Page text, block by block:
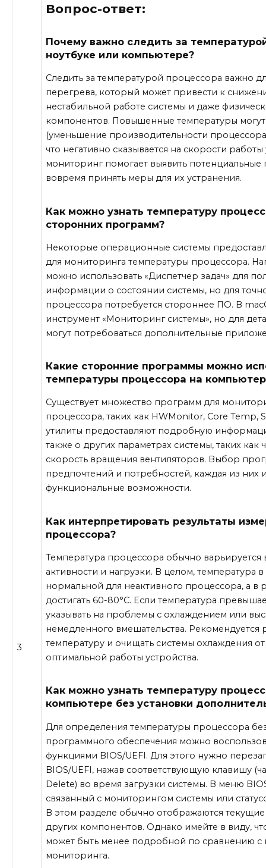
3
Вопрос-ответ:
Почему важно следить за
ноутбуке или компьютере?
Следить за температурой процессора важно
перегрева, который может привести к
нестабильной работе системы и даже
компонентов. Повышенные температуры могут
(уменьшение производительности
что негативно сказывается на скорости
мониторинг помогает выявить
вовремя принять меры для их устранения.
Как можно узнать температуру
сторонних программ?
Некоторые операционные системы
для мониторинга температуры процессора.
можно использовать «Диспетчер задач» для
информации о состоянии системы, но для
процессора потребуется стороннее ПО. В
инструмент «Мониторинг системы», но для
могут потребоваться дополнительные
Какие сторонние программы можно
температуры процессора на
Существует множество программ для
процессора, таких как HWMonitor, Core Temp,
утилиты предоставляют подробную
также о других параметрах системы, таких как
скорость вращения вентиляторов. Выбор
предпочтений и потребностей, каждая из них
функциональные возможности.
Как интерпретировать результаты
процессора?
Температура процессора обычно варьируется
активности и нагрузки. В целом, температура
нормальной для неактивного процессора, а
достигать 60-80°C. Если температура
указывать на проблемы с охлаждением или
немедленного вмешательства. Рекомендуется
температуру и очищать системы охлаждения
оптимальной работы устройства.
Как можно узнать температуру
компьютере без установки
Для определения температуры процессора
программного обеспечения можно
функциями BIOS/UEFI. Для этого нужно
BIOS/UEFI, нажав соответствующую клавишу
Delete) во время загрузки системы. В меню
связанный с мониторингом системы или
В этом разделе обычно отображаются
других компонентов. Однако имейте в виду,
может быть менее подробной по сравнению с
мониторинга.